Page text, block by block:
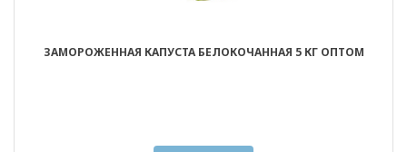
ЗАМОРОЖЕННАЯ КАПУСТА БЕЛОКОЧАННАЯ 5 КГ ОПТОМ